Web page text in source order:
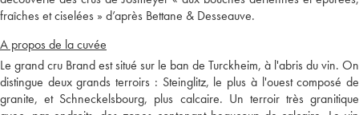
fraîches et ciselées » d’après Bettane & Desseauve.
A propos de la cuvée
Le grand cru Brand est situé sur le ban de Turckheim, à l'abris du vin. On
distingue deux grands terroirs : Steinglitz, le plus à l'ouest composé de
granite, et Schneckelsbourg, plus calcaire. Un terroir très granitique